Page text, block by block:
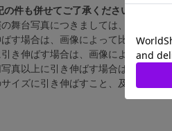
件も併せてご了承ください。
舞台写真につきましては、4辺に白
す場合は、画像によって比率の都
き伸ばす場合は、画像によって比率
真以上に引き伸ばす場合は、白フチ
イズに引き伸ばすこと、及び舞台